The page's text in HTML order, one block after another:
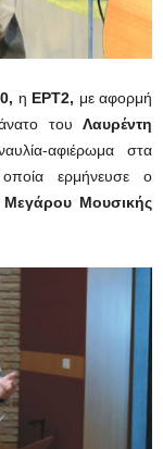
η ΕΡΤ2, με αφορμή
του Λαυρέντη
αφιέρωμα στα
ερμήνευσε ο
Μουσικής